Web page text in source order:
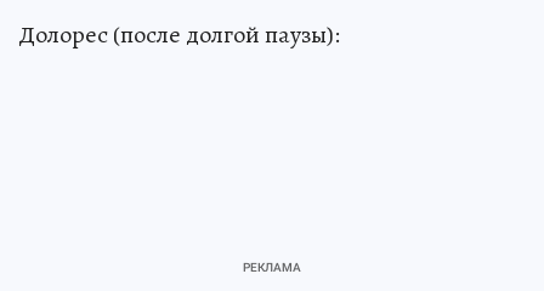
Долорес (после долгой паузы):